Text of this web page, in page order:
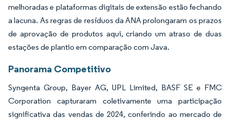
melhoradas e plataformas digitais de extensão estão fechando
a lacuna. As regras de resíduos da ANA prolongaram os prazos
de aprovação de produtos aqui, criando um atraso de duas
estações de plantio em comparação com Java.
Panorama Competitivo
Syngenta Group, Bayer AG, UPL Limited, BASF SE e FMC
Corporation capturaram coletivamente uma participação
significativa das vendas de 2024, conferindo ao mercado de